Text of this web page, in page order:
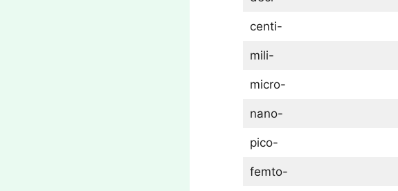
centi-
mili-
micro-
nano-
pico-
femto-